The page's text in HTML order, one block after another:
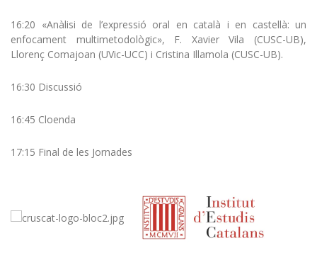
16:20 «Anàlisi de l’expressió oral en català i en castellà: un
enfocament multimetodològic», F. Xavier Vila (CUSC-UB),
Llorenç Comajoan (UVic-UCC) i Cristina Illamola (CUSC-UB).
16:30 Discussió
16:45 Cloenda
17:15 Final de les Jornades